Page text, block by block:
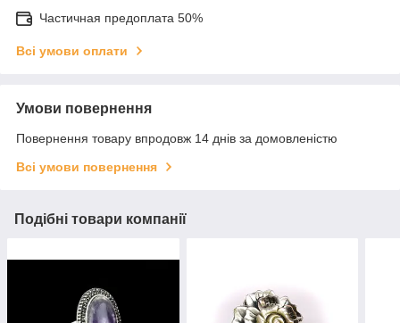
Частичная предоплата 50%
Всі умови оплати
Умови повернення
Повернення товару впродовж 14 днів за домовленістю
Всі умови повернення
Подібні товари компанії